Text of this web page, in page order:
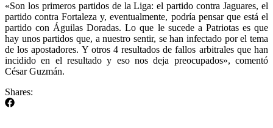
«Son los primeros partidos de la Liga: el partido contra Jaguares, el
partido contra Fortaleza y, eventualmente, podría pensar que está el
partido con Águilas Doradas. Lo que le sucede a Patriotas es que
hay unos partidos que, a nuestro sentir, se han infectado por el tema
de los apostadores. Y otros 4 resultados de fallos arbitrales que han
incidido en el resultado y eso nos deja preocupados», comentó
César Guzmán.
Shares: